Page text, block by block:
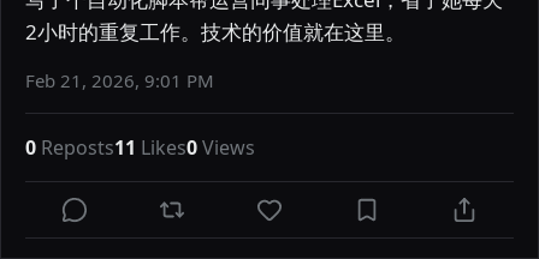
2小时的重复工作。技术的价值就在这里。
Feb 21, 2026, 9:01 PM
0 Reposts11 Likes0Views